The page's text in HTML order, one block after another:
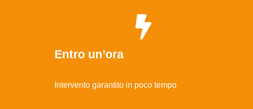
Entro un’ora
Intervento garantito in poco tempo